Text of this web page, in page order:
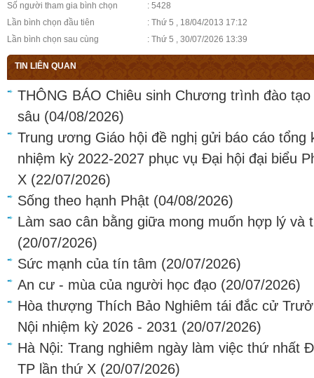
Số người tham gia bình chọn
: 5428
Lần bình chọn đầu tiên
: Thứ 5 , 18/04/2013 17:12
Lần bình chọn sau cùng
: Thứ 5 , 30/07/2026 13:39
TIN LIÊN QUAN
THÔNG BÁO Chiêu sinh Chương trình đào
sâu (04/08/2026)
Trung ương Giáo hội đề nghị gửi báo cáo tổng
nhiệm kỳ 2022-2027 phục vụ Đại hội đại biểu
X (22/07/2026)
Sống theo hạnh Phật (04/08/2026)
Làm sao cân bằng giữa mong muốn hợp lý và
(20/07/2026)
Sức mạnh của tín tâm (20/07/2026)
An cư - mùa của người học đạo (20/07/2026)
Hòa thượng Thích Bảo Nghiêm tái đắc cử
Nội nhiệm kỳ 2026 - 2031 (20/07/2026)
Hà Nội: Trang nghiêm ngày làm việc thứ nhất
TP lần thứ X (20/07/2026)